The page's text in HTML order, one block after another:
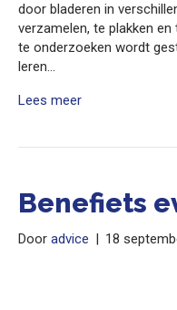
door bladeren in
verzamelen, te plakken
te onderzoeken wordt
leren…
Lees meer
Benefiets
Door advice | 18